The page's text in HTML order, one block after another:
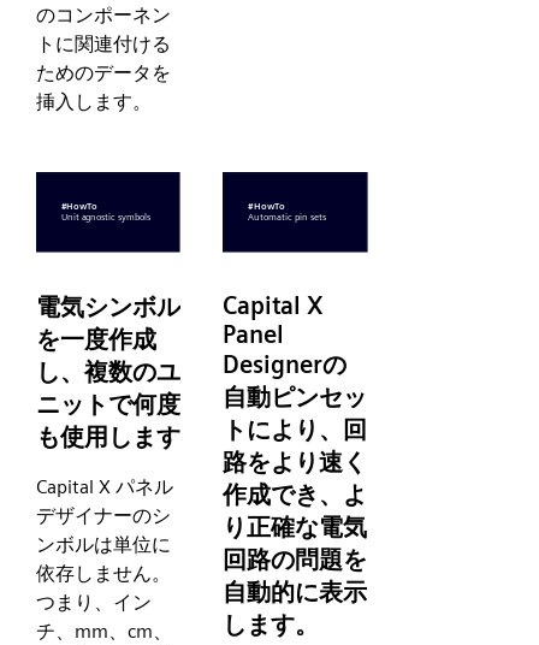
のコンポーネン
トに関連付ける
ためのデータを
挿入します。
電気シンボル
を一度作成
し、複数のユ
ニットで何度
も使用します
Capital X パネル
デザイナーのシ
ンボルは単位に
依存しません。
つまり、イン
チ、mm、cm、
Capital X
Panel
Designerの
自動ピンセッ
トにより、回
路をより速く
作成でき、よ
り正確な電気
回路の問題を
自動的に表示
します。